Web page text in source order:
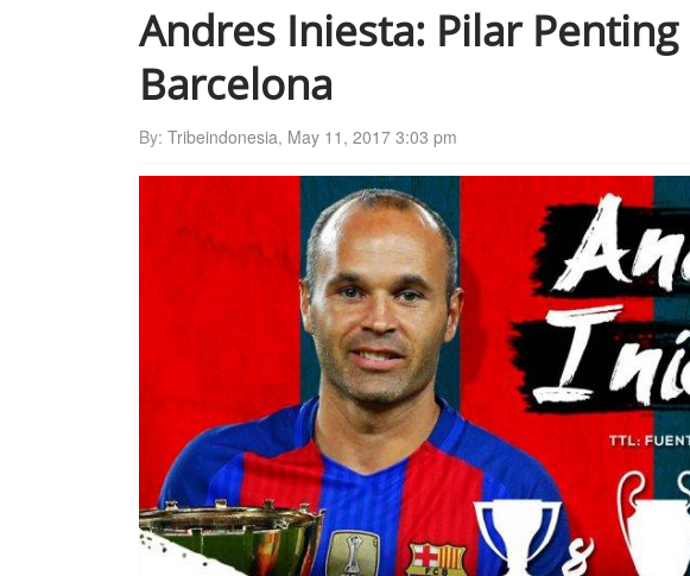
Andres Iniesta: Pilar Penting
Barcelona
By: Tribeindonesia, May 11, 2017 3:03 pm